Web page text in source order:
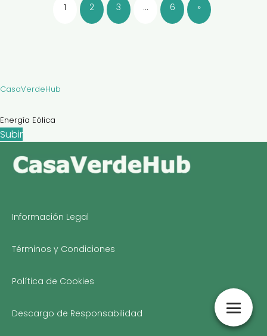
1 2 3 … 6 »
CasaVerdeHub
Energía Eólica
Subir
Información Legal
Términos y Condiciones
Política de Cookies
Descargo de Responsabilidad